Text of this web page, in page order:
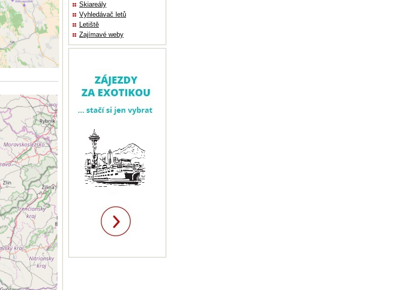
Skiareály
Vyhledávač letů
Letiště
Zajímavé weby